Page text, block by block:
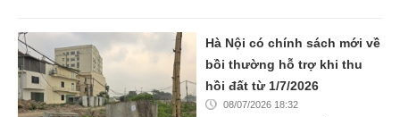
Hà Nội có chính sách mới về
bồi thường hỗ trợ khi thu
hồi đất từ 1/7/2026
08/07/2026 18:32